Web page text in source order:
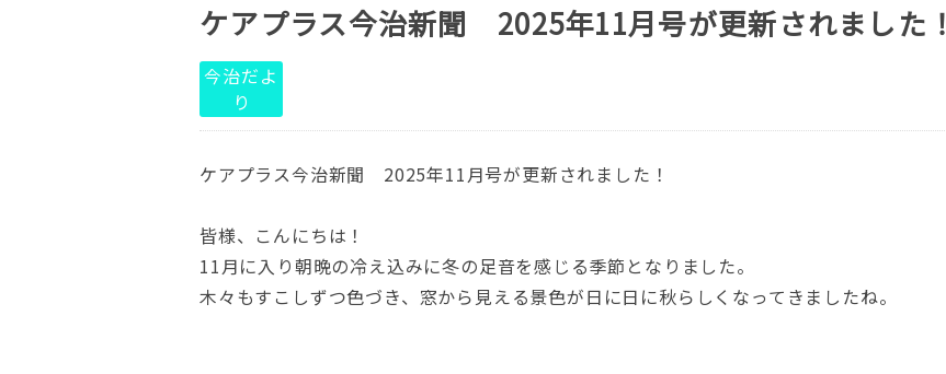
ケアプラス今治新聞 2025年11月号が更新されました！
今治だよ
り
ケアプラス今治新聞 2025年11月号が更新されました！
皆様、こんにちは！
11月に入り朝晩の冷え込みに冬の足音を感じる季節となりました。
木々もすこしずつ色づき、窓から見える景色が日に日に秋らしくなってきましたね。